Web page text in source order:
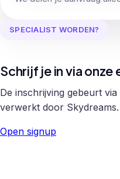
SPECIALIST WORDEN?
Schrijf je in via
De inschrijving gebeurt
verwerkt door Skydreams.
Open signup